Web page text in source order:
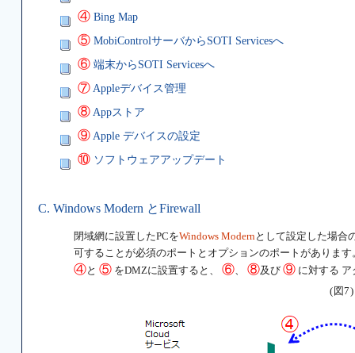
④ Bing Map
⑤ MobiControlサーバからSOTI Servicesへ
⑥ 端末からSOTI Servicesへ
⑦ Appleデバイス管理
⑧ Appストア
⑨ Apple デバイスの設定
⑩ ソフトウェアアップデート
C. Windows Modern とFirewall
閉域網に設置したPCをWindows Modernとして設定した場合
可することが必須のポートとオプションのポートがあります
④と ⑤ をDMZに設置すると、 ⑥、 ⑧及び ⑨ に対する
(図7)